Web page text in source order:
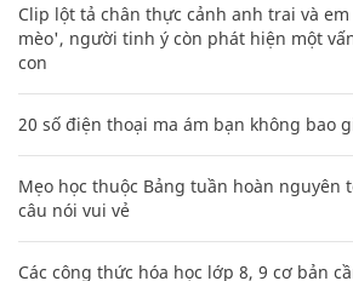
Clip lột tả chân thực cảnh anh trai và
mèo', người tinh ý còn phát hiện một
con
20 số điện thoại ma ám bạn không bao
Mẹo học thuộc Bảng tuần hoàn nguyên
câu nói vui vẻ
Các công thức hóa học lớp 8, 9 cơ bản